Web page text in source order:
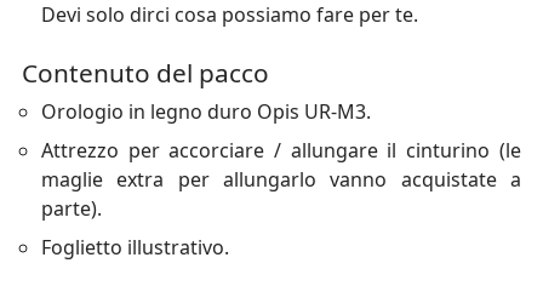
Devi solo dirci cosa possiamo fare per te.
Contenuto del pacco
Orologio in legno duro Opis UR-M3.
Attrezzo per accorciare / allungare il cinturino (le
maglie extra per allungarlo vanno acquistate a
parte).
Foglietto illustrativo.